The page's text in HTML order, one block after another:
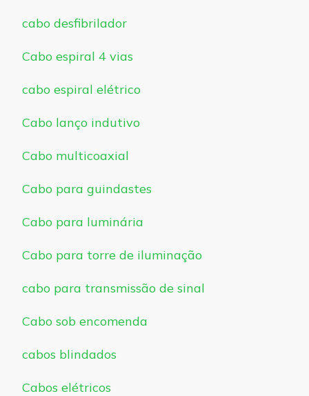
cabo desfibrilador
Cabo espiral 4 vias
cabo espiral elétrico
Cabo lanço indutivo
Cabo multicoaxial
Cabo para guindastes
Cabo para luminária
Cabo para torre de iluminação
cabo para transmissão de sinal
Cabo sob encomenda
cabos blindados
Cabos elétricos